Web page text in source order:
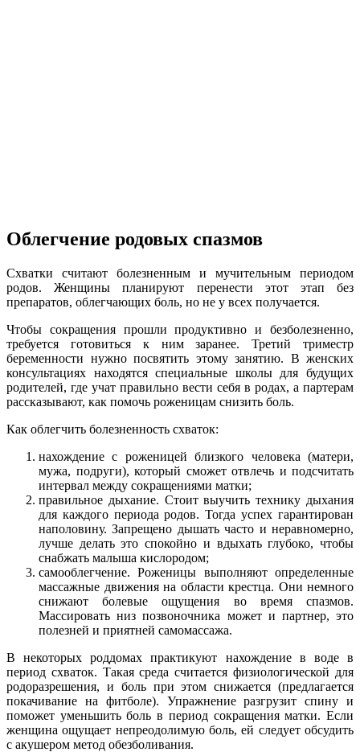
Облегчение родовых спазмов
Схватки считают болезненным и мучительным периодом
родов. Женщины планируют перенести этот этап без
препаратов, облегчающих боль, но не у всех получается.
Чтобы сокращения прошли продуктивно и безболезненно,
требуется готовиться к ним заранее. Третий триместр
беременности нужно посвятить этому занятию. В женских
консультациях находятся специальные школы для будущих
родителей, где учат правильно вести себя в родах, а партерам
рассказывают, как помочь роженицам снизить боль.
Как облегчить болезненность схваток:
нахождение с роженицей близкого человека (матери,
мужа, подруги), который сможет отвлечь и подсчитать
интервал между сокращениями матки;
правильное дыхание. Стоит выучить технику дыхания
для каждого периода родов. Тогда успех гарантирован
наполовину. Запрещено дышать часто и неравномерно,
лучше делать это спокойно и вдыхать глубоко, чтобы
снабжать малыша кислородом;
самооблегчение. Роженицы выполняют определенные
массажные движения на области крестца. Они немного
снижают болевые ощущения во время спазмов.
Массировать низ позвоночника может и партнер, это
полезней и приятней самомассажа.
В некоторых роддомах практикуют нахождение в воде в
период схваток. Такая среда считается физиологической для
родоразрешения, и боль при этом снижается (предлагается
покачивание на фитболе). Упражнение разгрузит спину и
поможет уменьшить боль в период сокращения матки. Если
женщина ощущает непреодолимую боль, ей следует обсудить
с акушером метод обезболивания.